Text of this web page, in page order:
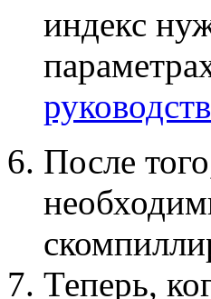
индекс
После
Теперь,